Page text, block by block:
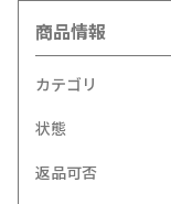
商品情報
カテゴリ
状態
返品可否